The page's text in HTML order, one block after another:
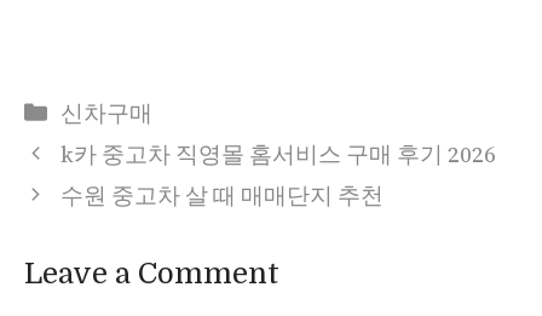
Categories
신차구매
k카 중고차 직영몰 홈서비스 구매 후기 2026
수원 중고차 살 때 매매단지 추천
Leave a Comment